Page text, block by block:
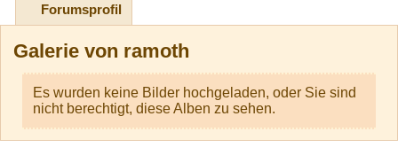
Forumsprofil
Galerie von ramoth
Es wurden keine Bilder hochgeladen, oder Sie sind
nicht berechtigt, diese Alben zu sehen.